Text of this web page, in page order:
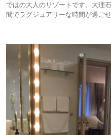
ではの大人のリゾートです。大理
間でラグジュアリーな時間が過ごせ